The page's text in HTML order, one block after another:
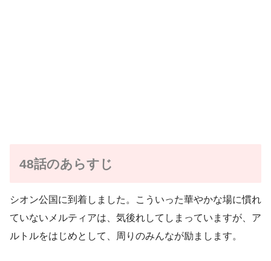
48話のあらすじ
シオン公国に到着しました。こういった華やかな場に慣れ
ていないメルティアは、気後れしてしまっていますが、ア
ルトルをはじめとして、周りのみんなが励まします。